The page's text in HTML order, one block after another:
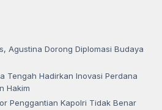
Agustina Dorong Diplomasi Budaya
Tengah Hadirkan Inovasi Perdana
Hakim
Penggantian Kapolri Tidak Benar